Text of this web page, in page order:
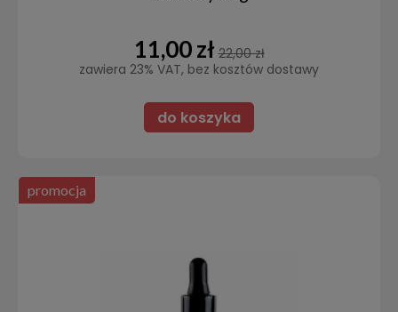
11,00 zł 22,00 zł
zawiera 23% VAT, bez kosztów dostawy
do koszyka
promocja